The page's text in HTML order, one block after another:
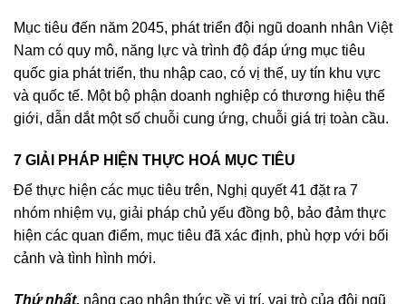
Mục tiêu đến năm 2045, phát triển đội ngũ doanh nhân Việt
Nam có quy mô, năng lực và trình độ đáp ứng mục tiêu
quốc gia phát triển, thu nhập cao, có vị thế, uy tín khu vực
và quốc tế. Một bộ phận doanh nghiệp có thương hiệu thế
giới, dẫn dắt một số chuỗi cung ứng, chuỗi giá trị toàn cầu.
7 GIẢI PHÁP HIỆN THỰC HOÁ MỤC TIÊU
Để thực hiện các mục tiêu trên, Nghị quyết 41 đặt ra 7
nhóm nhiệm vụ, giải pháp chủ yếu đồng bộ, bảo đảm thực
hiện các quan điểm, mục tiêu đã xác định, phù hợp với bối
cảnh và tình hình mới.
Thứ nhất, nâng cao nhận thức về vị trí, vai trò của đội ngũ